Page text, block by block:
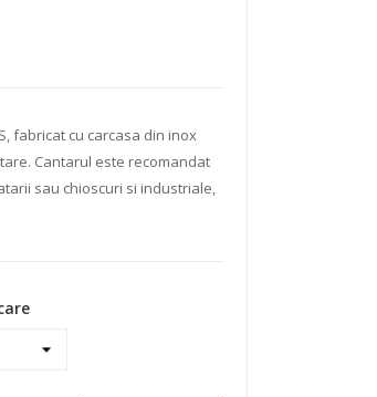
fabricat cu carcasa din inox
Cantarul este recomandat
sau chioscuri si industriale,